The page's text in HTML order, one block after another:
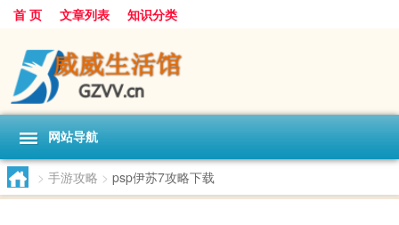
首 页 文章列表 知识分类
网站导航
> 手游攻略 > psp伊苏7攻略下载